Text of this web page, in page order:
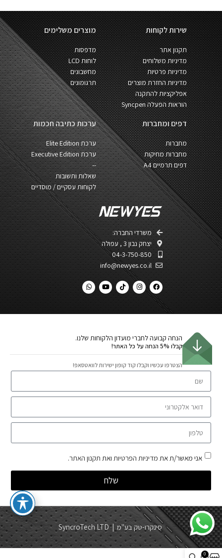
משרדי החברה:
יצחק נבון 3 , עפולה​
04-3-750-850
info@newyes.co.il
ערכות כתיבה חכמות
ערכת Elite Edition
ערכת Executive Edition
--
שאלות ותשובות
לקוחות עסקיים / מוסדיים
דפים ומחברות
מחברות
מחברות מחיקות
דפים תרמיים A4
מוצרים משלימים
מדפסות
לוחות LCD
מחשבונים
תרגומונים
שירות לקוחות
תקנון אתר
מדיניות משלוחים
מדיניות פרטיות
מדיניות החזרת מוצרים
אפליקציות להתקנה
הוראות הפעלה Syncpen
הנחה קבועה לחברי מועדון הלקוחות שלנו.
קבלו 5% הנחה על כל האתר!
הצטרפו עכשיו וקבלו קוד קופון ישירות לוואטסאפ!
אני מאשר/ת את מדיניות הפרטיות ואת תקנון האתר.
שלח
סינקרו-טק בע"מ | SyncroTech LTD
0